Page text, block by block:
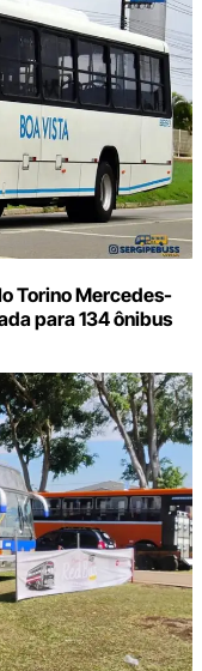
Torino Mercedes-
para 134 ônibus